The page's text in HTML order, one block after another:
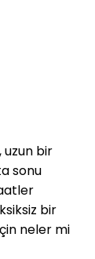
bir
sonu
bir
neler mi